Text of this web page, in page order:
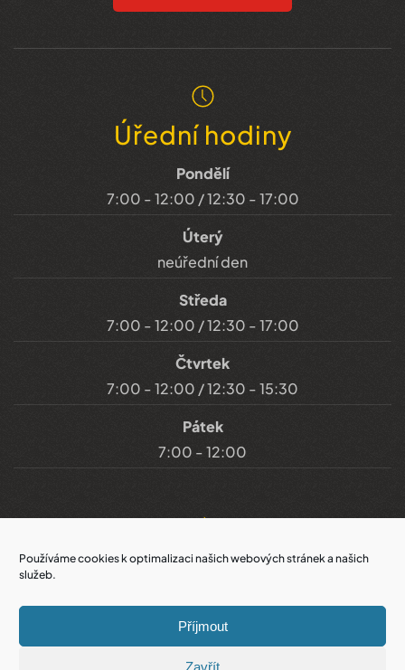
Používáme cookies k optimalizaci našich webových stránek a našich
služeb.
Příjmout
Zavřít
Úřední hodiny
Pondělí
7:00 - 12:00 / 12:30 - 17:00
Úterý
neúřední den
Středa
7:00 - 12:00 / 12:30 - 17:00
Čtvrtek
7:00 - 12:00 / 12:30 - 15:30
Pátek
7:00 - 12:00
Důležité odkazy
Prohlášení o přístupnosti